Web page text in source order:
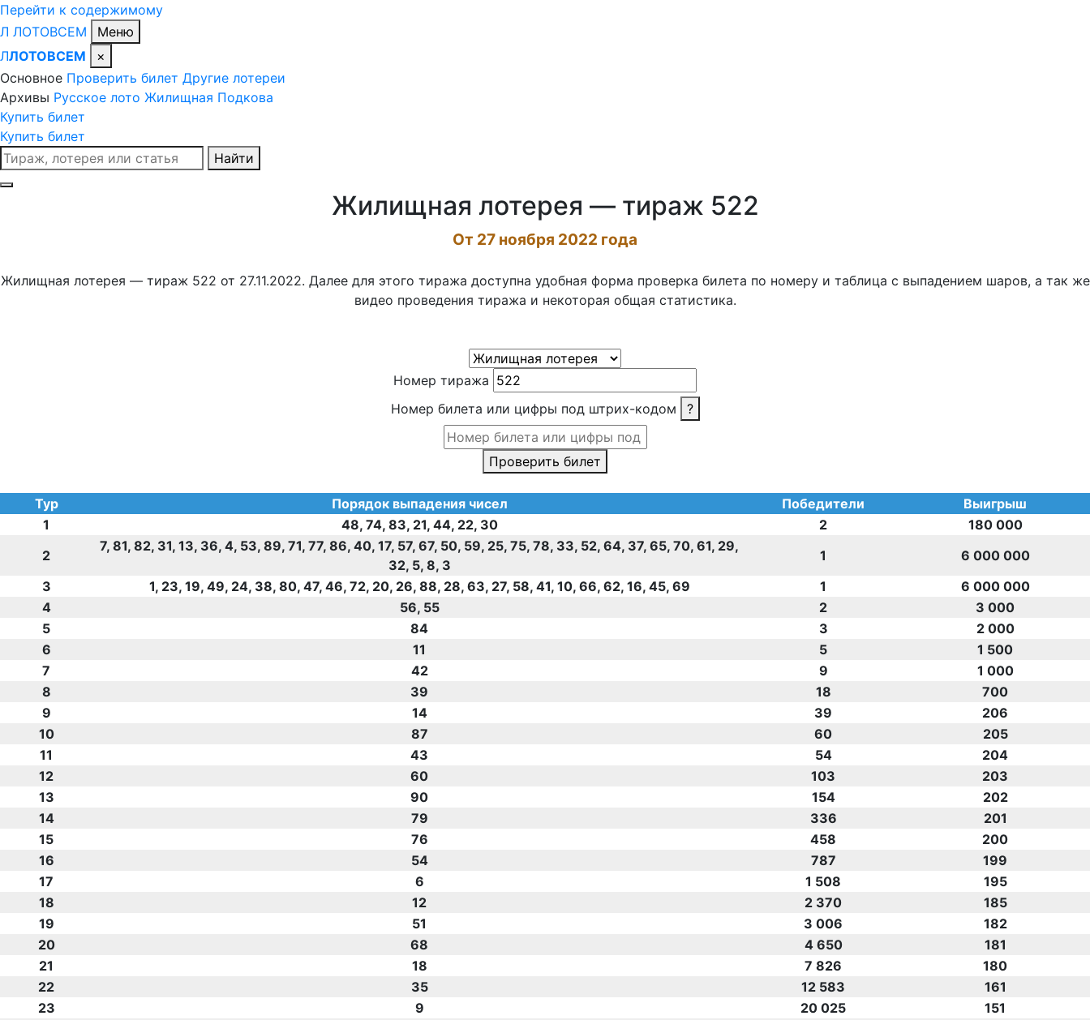
Перейти к содержимому
Л ЛОТОВСЕМ
Меню
ЛЛОТОВСЕМ
×
Основное Проверить билет Другие лотереи
Архивы Русское лото Жилищная Подкова
Купить билет
Купить билет
Поиск
по
Найти
Жилищная лотерея — тираж 522
От 27 ноября 2022 года
Жилищная лотерея — тираж 522 от 27.11.2022. Далее для этого тиража доступна удобная форма проверка билета по номеру и таблица с выпадением шаров, а так же
видео проведения тиража и некоторая общая статистика.
Номер тиража
Номер билета или цифры под штрих-кодом
?
Проверить билет
Тур Порядок выпадения чисел Победители Выигрыш
1 48, 74, 83, 21, 44, 22, 30 2
180 000
2
7, 81, 82, 31, 13, 36, 4, 53, 89, 71, 77, 86, 40, 17, 57, 67, 50, 59, 25, 75, 78, 33, 52, 64, 37, 65, 70, 61, 29,
32, 5, 8, 3
1
6 000 000
3
1, 23, 19, 49, 24, 38, 80, 47, 46, 72, 20, 26, 88, 28, 63, 27, 58, 41, 10, 66, 62, 16, 45, 69 1
6 000 000
4
56, 55 2
3 000
5
84 3
2 000
6
11 5
1 500
7
42 9
1 000
8
39 18
700
9
14 39
206
10
87 60
205
11
43 54
204
12
60 103
203
13
90 154
202
14
79 336
201
15
76 458
200
16
54 787
199
17
6 1 508
195
18
12 2 370
185
19
51 3 006
182
20
68 4 650
181
21
18 7 826
180
22
35 12 583
161
23
9 20 025
151